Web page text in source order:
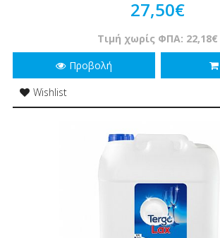
27,50€
Τιμή χωρίς ΦΠΑ: 22,18€
Προβολή
Wishlist